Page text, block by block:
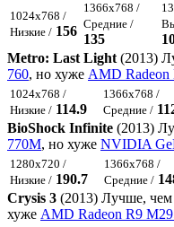
1024x768 /
Низкие / 156
1366x768 /
Средние /
135
Metro: Last Light (2013)
760, но хуже AMD Radeon
1024x768 /
Низкие / 114.9
1366x768 /
Средние /
BioShock Infinite (2013)
770M, но хуже NVIDIA
1280x720 /
Низкие / 190.7
1366x768 /
Средние /
Crysis 3 (2013) Лучше, чем
хуже AMD Radeon R9